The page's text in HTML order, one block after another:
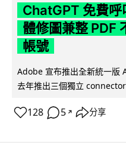
ChatGPT 免費
體修圖兼整 PDF
帳號
Adobe 宣布推出全新統一版
去年推出三個獨立
128 5 ↗ 分享